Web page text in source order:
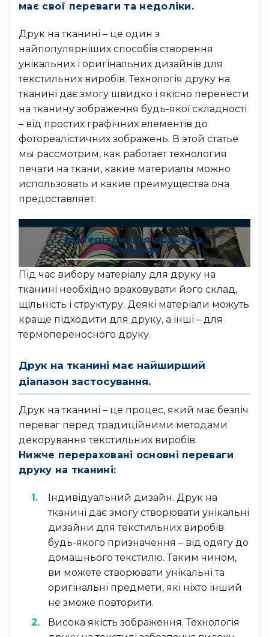
має свої переваги та недоліки.
Друк на тканині – це один з
найпопулярніших способів створення
унікальних і оригінальних дизайнів для
текстильних виробів. Технологія друку на
тканині дає змогу швидко і якісно перенести
на тканину зображення будь-якої складності
– від простих графічних елементів до
фотореалістичних зображень. В этой статье
мы рассмотрим, как работает технология
печати на ткани, какие материалы можно
использовать и какие преимущества она
предоставляет.
Матеріали для друку на
тканинах
Під час вибору матеріалу для друку на
тканині необхідно враховувати його склад,
щільність і структуру. Деякі матеріали можуть
краще підходити для друку, а інші – для
термопереносного друку.
Друк на тканині має найширший
діапазон застосування.
Друк на тканині – це процес, який має безліч
переваг перед традиційними методами
декорування текстильних виробів.
Нижче перераховані основні переваги
друку на тканині:
Індивідуальний дизайн. Друк на
тканині дає змогу створювати унікальні
дизайни для текстильних виробів
будь-якого призначення – від одягу до
домашнього текстилю. Таким чином,
ви можете створювати унікальні та
оригінальні предмети, які ніхто інший
не зможе повторити.
Висока якість зображення. Технологія